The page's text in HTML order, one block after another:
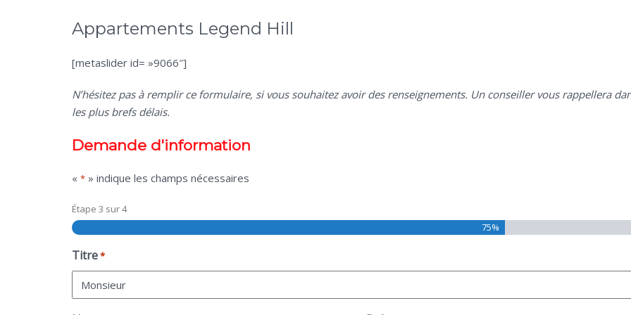
Appartements Legend Hill
[metaslider id= »9066″]
N’hésitez pas à remplir ce formulaire, si vous souhaitez avoir des renseignements. Un conseiller vous rappellera
les plus brefs délais.
Demande d'information
« * » indique les champs nécessaires
Étape 3 sur4
75%
Titre*